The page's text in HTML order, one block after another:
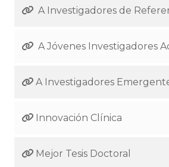
A Investigadores de
A Jóvenes Investigadores
A Investigadores
Innovación Clínica
Mejor Tesis Doctoral